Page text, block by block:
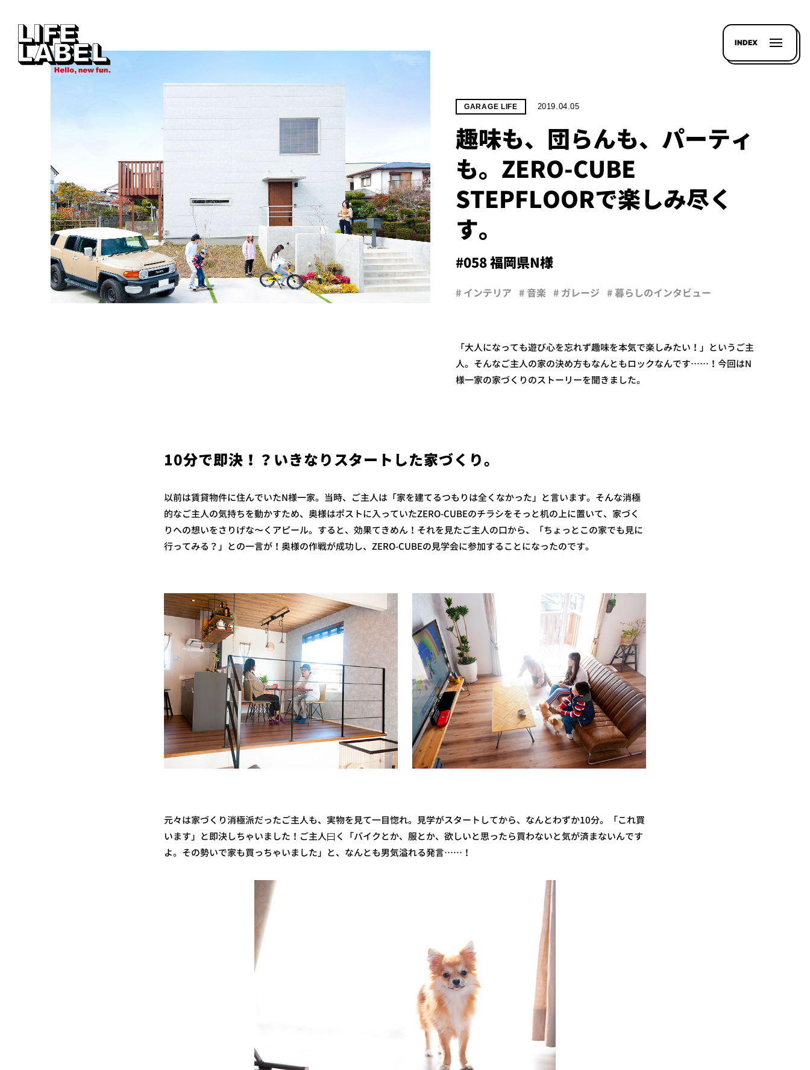
INDEX
GARAGE LIFE 2019.04.05
趣味も、団らんも、パーティ
も。ZERO-CUBE
STEPFLOORで楽しみ尽く
す。
#058 福岡県N様
# インテリア # 音楽 # ガレージ # 暮らしのインタビュー
「大人になっても遊び心を忘れず趣味を本気で楽しみたい！」というご主
人。そんなご主人の家の決め方もなんともロックなんです……！今回はN
様一家の家づくりのストーリーを聞きました。
10分で即決！？いきなりスタートした家づくり。
以前は賃貸物件に住んでいたN様一家。当時、ご主人は「家を建てるつもりは全くなかった」と言います。そんな消極
的なご主人の気持ちを動かすため、奥様はポストに入っていたZERO-CUBEのチラシをそっと机の上に置いて、家づく
りへの想いをさりげな〜くアピール。すると、効果てきめん！それを見たご主人の口から、「ちょっとこの家でも見に
行ってみる？」との一言が！奥様の作戦が成功し、ZERO-CUBEの見学会に参加することになったのです。
元々は家づくり消極派だったご主人も、実物を見て一目惚れ。見学がスタートしてから、なんとわずか10分。「これ買
います」と即決しちゃいました！ご主人曰く「バイクとか、服とか、欲しいと思ったら買わないと気が済まないんです
よ。その勢いで家も買っちゃいました」と、なんとも男気溢れる発言……！